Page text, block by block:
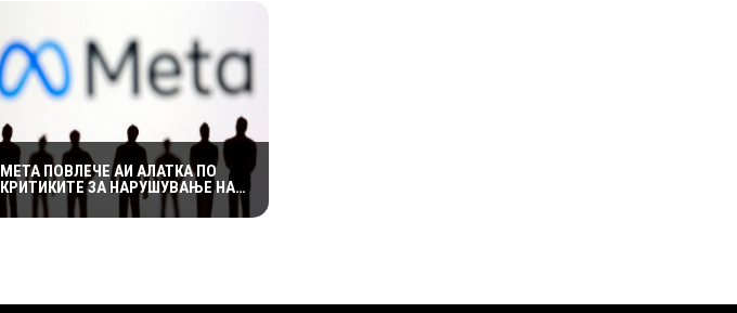
МЕТА ПОВЛЕЧЕ АИ АЛАТКА ПО
КРИТИКИТЕ ЗА НАРУШУВАЊЕ НА
ПРИВАТНОСТА НА КОРИСНИЦИТЕ